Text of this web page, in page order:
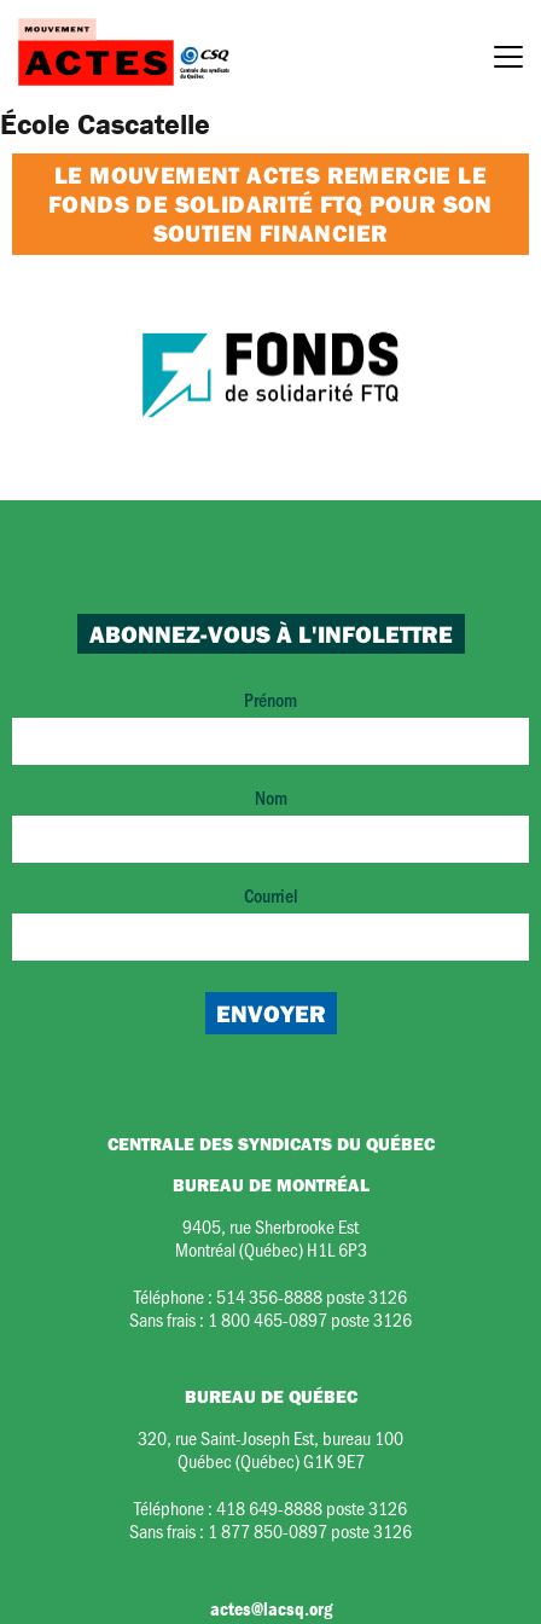
Passer
contenu
École Cascatelle
LE MOUVEMENT ACTES REMERCIE LE
FONDS DE SOLIDARITÉ FTQ POUR SON
SOUTIEN FINANCIER
ABONNEZ-VOUS À L'INFOLETTRE
Prénom
Nom
Courriel
CENTRALE DES SYNDICATS DU QUÉBEC
BUREAU DE MONTRÉAL
9405, rue Sherbrooke Est
Montréal (Québec) H1L 6P3
Téléphone : 514 356-8888 poste 3126
Sans frais : 1 800 465-0897 poste 3126
BUREAU DE QUÉBEC
320, rue Saint-Joseph Est, bureau 100
Québec (Québec) G1K 9E7
Téléphone :418 649-8888 poste 3126
Sans frais : 1 877 850-0897 poste 3126
actes@lacsq.org